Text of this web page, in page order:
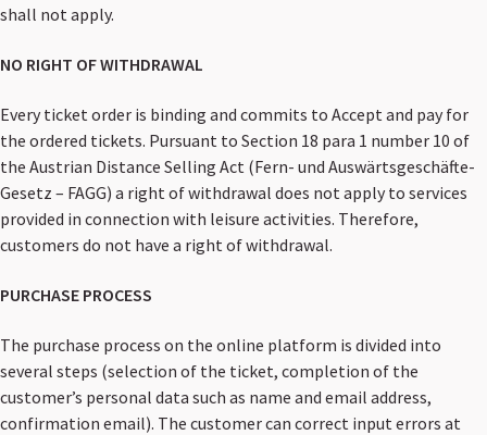
shall not apply.
NO RIGHT OF WITHDRAWAL
Every ticket order is binding and commits to Accept and pay for
the ordered tickets. Pursuant to Section 18 para 1 number 10 of
the Austrian Distance Selling Act (Fern- und Auswärtsgeschäfte-
Gesetz – FAGG) a right of withdrawal does not apply to services
provided in connection with leisure activities. Therefore,
customers do not have a right of withdrawal.
PURCHASE PROCESS
The purchase process on the online platform is divided into
several steps (selection of the ticket, completion of the
customer’s personal data such as name and email address,
confirmation email). The customer can correct input errors at